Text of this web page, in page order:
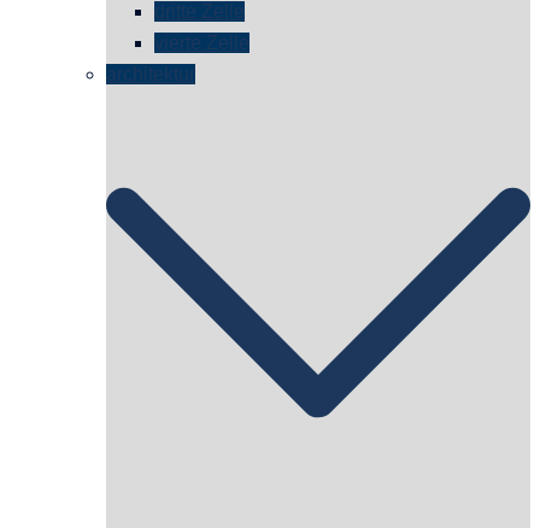
dritte Zelle
vierte Zelle
architektur